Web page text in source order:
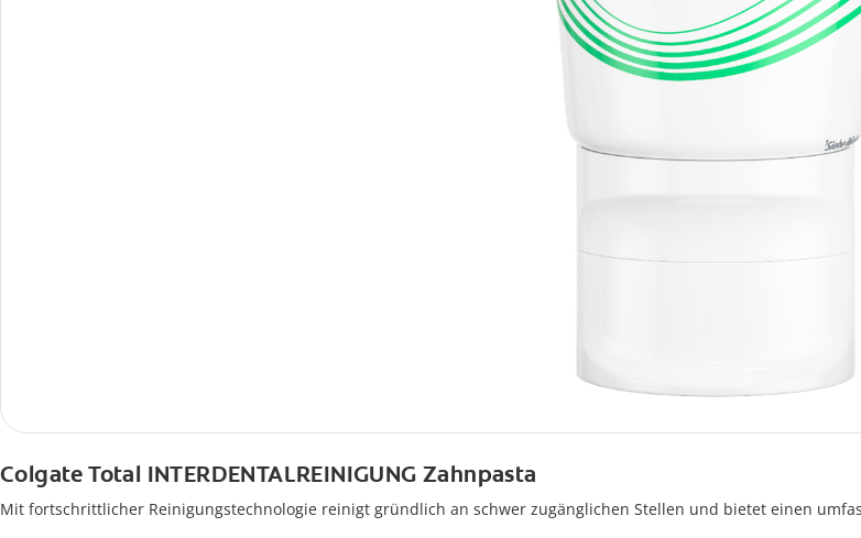
Colgate Total INTERDENTALREINIGUNG Zahnpasta
Mit fortschrittlicher Reinigungstechnologie reinigt gründlich an schwer zugänglichen Stellen und bietet einen